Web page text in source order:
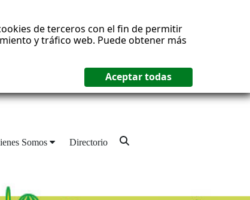
de terceros con el fin de permitir
y tráfico web. Puede obtener más
Somos Directorio